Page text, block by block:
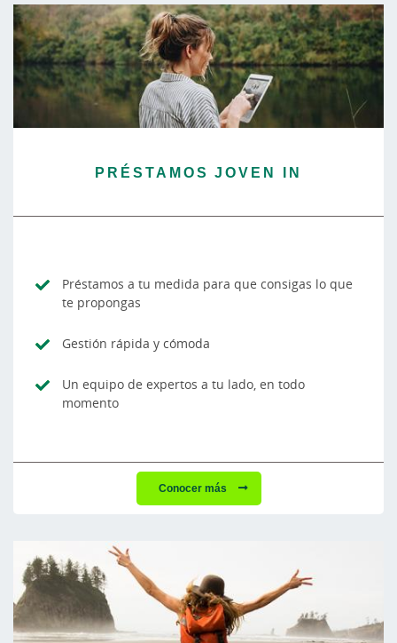
PRÉSTAMOS JOVEN IN
Préstamos a tu medida para que consigas lo que
te propongas
Gestión rápida y cómoda
Un equipo de expertos a tu lado, en todo
momento
Conocer más